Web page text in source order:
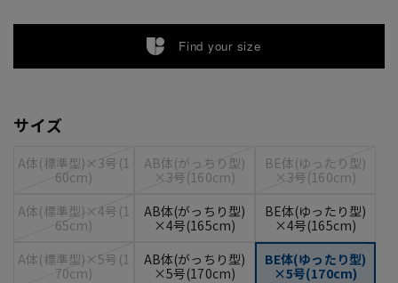
Find your size
サイズ
A体(標準型)×3号(1
60cm)
AB体(がっちり型)
×3号(160cm)
BE体(ゆったり型)
×3号(160cm)
A体(標準型)×4号(1
65cm)
AB体(がっちり型)
×4号(165cm)
BE体(ゆったり型)
×4号(165cm)
A体(標準型)×5号(1
70cm)
AB体(がっちり型)
×5号(170cm)
BE体(ゆったり型)
×5号(170cm)